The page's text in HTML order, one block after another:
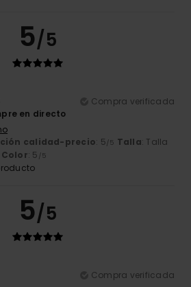
5/5
Compra verificada
en directo
calidad-precio: 5/5 Talla: Talla
Color: 5 /5
5/5
Compra verificada